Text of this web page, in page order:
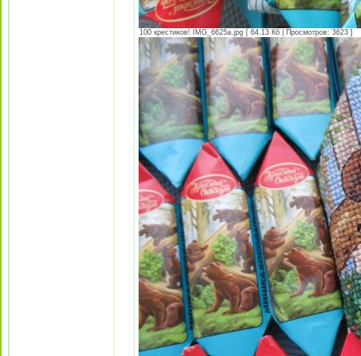
100 крестиков! IMG_6625а.jpg [ 64.13 Кб | Просмотров: 3623 ]